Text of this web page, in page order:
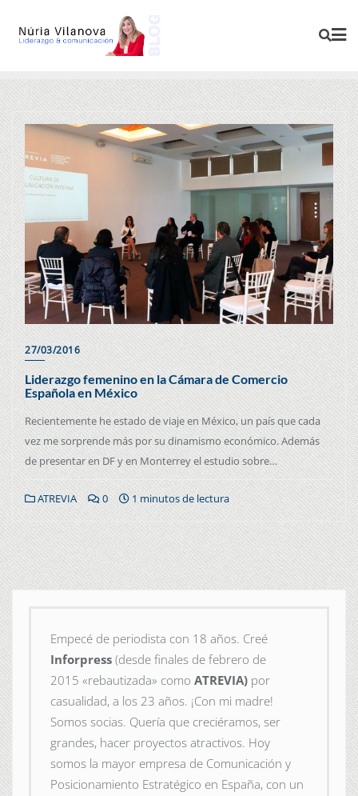
27/03/2016
Liderazgo femenino en la Cámara de Comercio
Española en México
Recientemente he estado de viaje en México, un país que cada
vez me sorprende más por su dinamismo económico. Además
de presentar en DF y en Monterrey el estudio sobre…
ATREVIA 0 1 minutos de lectura
Empecé de periodista con 18 años. Creé
Inforpress (desde finales de febrero de
2015 «rebautizada» como ATREVIA) por
casualidad, a los 23 años. ¡Con mi madre!
Somos socias. Quería que creciéramos, ser
grandes, hacer proyectos atractivos. Hoy
somos la mayor empresa de Comunicación y
Posicionamiento Estratégico en España, con un